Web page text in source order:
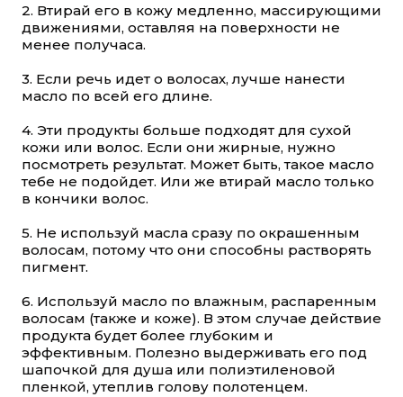
2. Втирай его в кожу медленно, массирующими
движениями, оставляя на поверхности не
менее получаса.
3. Если речь идет о волосах, лучше нанести
масло по всей его длине.
4. Эти продукты больше подходят для сухой
кожи или волос. Если они жирные, нужно
посмотреть результат. Может быть, такое масло
тебе не подойдет. Или же втирай масло только
в кончики волос.
5. Не используй масла сразу по окрашенным
волосам, потому что они способны растворять
пигмент.
6. Используй масло по влажным, распаренным
волосам (также и коже). В этом случае действие
продукта будет более глубоким и
эффективным. Полезно выдерживать его под
шапочкой для душа или полиэтиленовой
пленкой, утеплив голову полотенцем.